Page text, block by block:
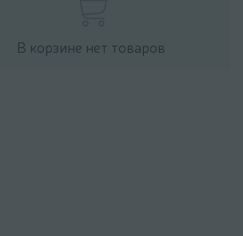
В корзине нет товаров